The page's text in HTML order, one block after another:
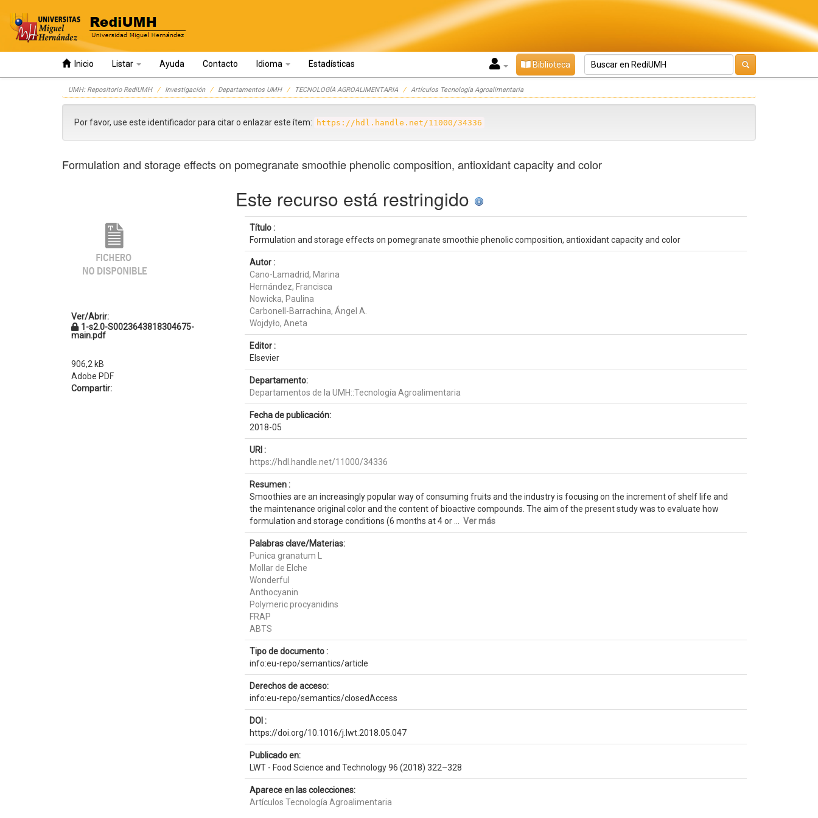
Inicio Listar Ayuda Contacto Idioma Estadísticas Biblioteca
UMH: Repositorio RediUMH Investigación Departamentos UMH TECNOLOGÍA AGROALIMENTARIA Artículos Tecnología Agroalimentaria
Por favor, use este identificador para citar o enlazar este ítem: https://hdl.handle.net/11000/34336
Formulation and storage effects on pomegranate smoothie phenolic composition, antioxidant capacity and color
Ver/Abrir:
1-s2.0-S0023643818304675-
main.pdf
906,2 kB
Adobe PDF
Compartir:
Este recurso está restringido
Título :
Formulation and storage effects on pomegranate smoothie phenolic composition, antioxidant capacity and color
Autor :
Cano-Lamadrid, Marina
Hernández, Francisca
Nowicka, Paulina
Carbonell-Barrachina, Ángel A.
Wojdyło, Aneta
Editor :
Elsevier
Departamento:
Departamentos de la UMH::Tecnología Agroalimentaria
Fecha de publicación:
2018-05
URI :
https://hdl.handle.net/11000/34336
Resumen :
Smoothies are an increasingly popular way of consuming fruits and the industry is focusing on the increment of shelf life and
the maintenance original color and the content of bioactive compounds. The aim of the present study was to evaluate how
formulation and storage conditions (6 months at 4 or ... Ver más
Palabras clave/Materias:
Punica granatum L
Mollar de Elche
Wonderful
Anthocyanin
Polymeric procyanidins
FRAP
ABTS
Tipo de documento :
info:eu-repo/semantics/article
Derechos de acceso:
info:eu-repo/semantics/closedAccess
DOI :
https://doi.org/10.1016/j.lwt.2018.05.047
Publicado en:
LWT - Food Science and Technology 96 (2018) 322–328
Aparece en las colecciones:
Artículos Tecnología Agroalimentaria